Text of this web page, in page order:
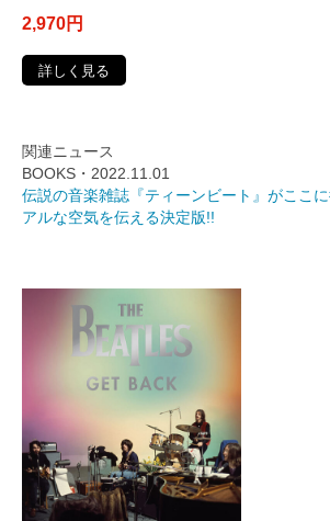
2,970円
詳しく見る
関連ニュース
BOOKS・2022.11.01
伝説の音楽雑誌『ティーンビート』がここ
アルな空気を伝える決定版!!